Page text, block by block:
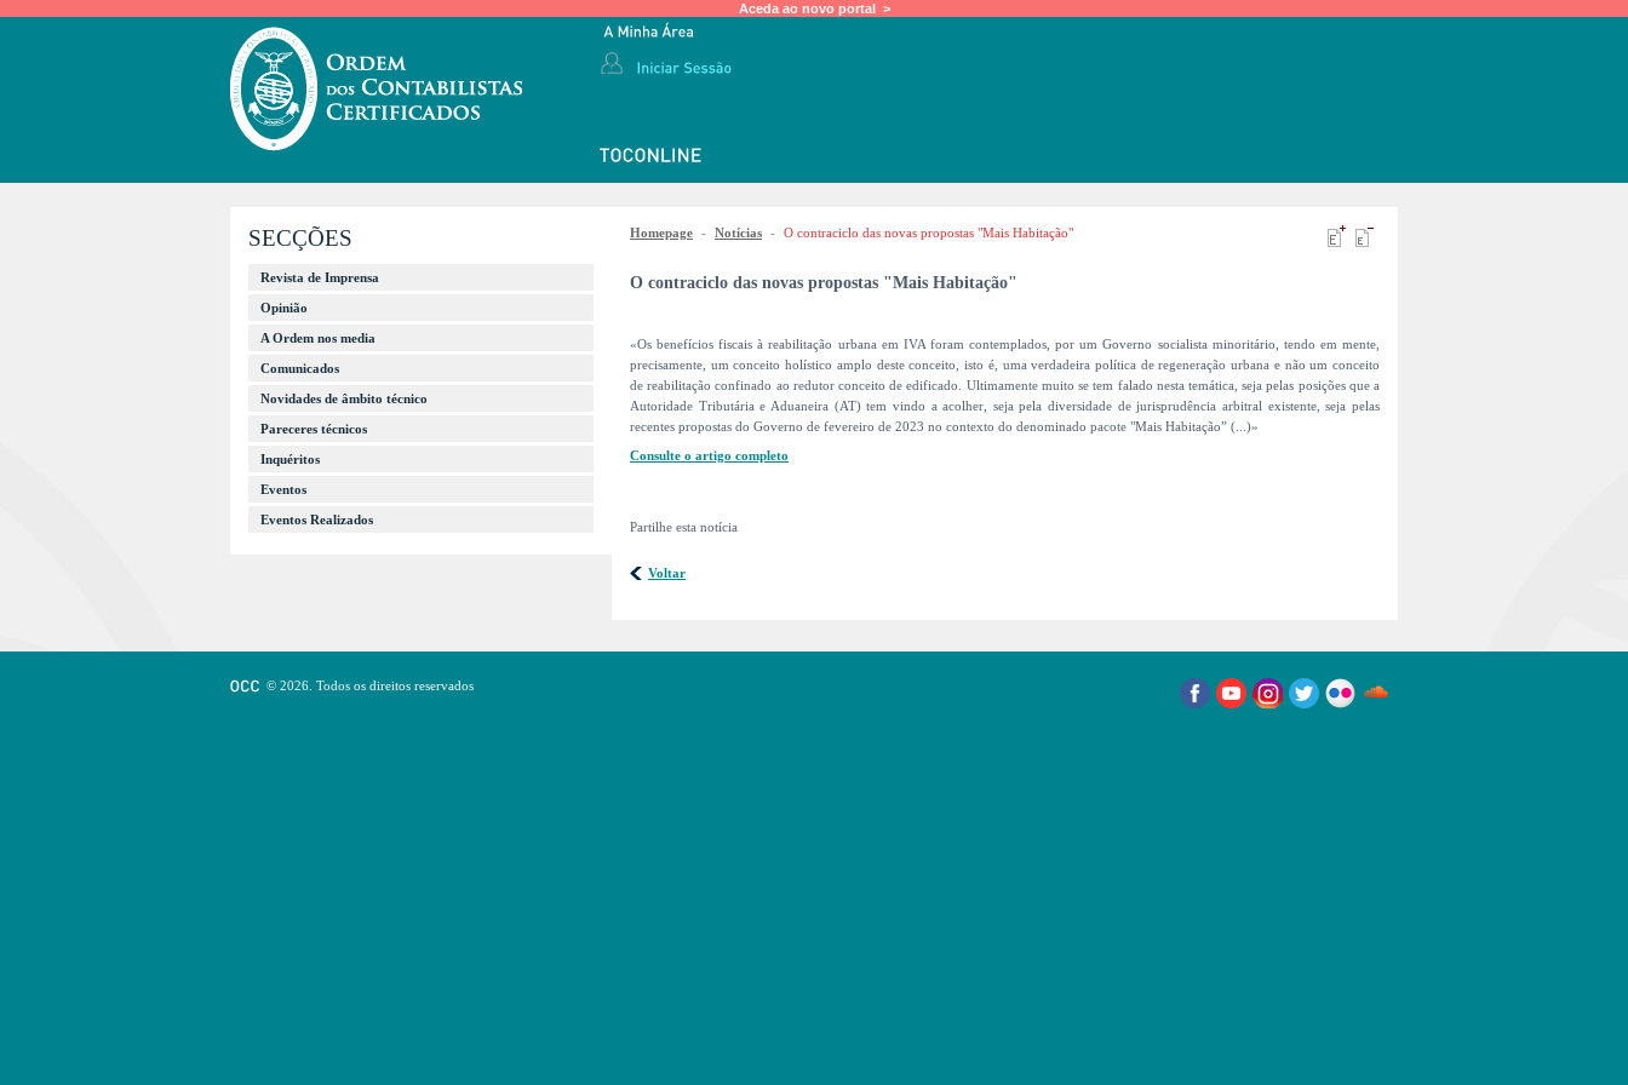
Aceda ao novo portal >
SECÇÕES
Revista de Imprensa
Opinião
A Ordem nos media
Comunicados
Novidades de âmbito técnico
Pareceres técnicos
Inquéritos
Eventos
Eventos Realizados
Homepage - Notícias - O contraciclo das novas propostas "Mais Habitação"
O contraciclo das novas propostas "Mais Habitação"
«Os benefícios fiscais à reabilitação urbana em IVA foram contemplados, por um Governo socialista minoritário, tendo em mente,
precisamente, um conceito holístico amplo deste conceito, isto é, uma verdadeira política de regeneração urbana e não um conceito
de reabilitação confinado ao redutor conceito de edificado. Ultimamente muito se tem falado nesta temática, seja pelas posições que a
Autoridade Tributária e Aduaneira (AT) tem vindo a acolher, seja pela diversidade de jurisprudência arbitral existente, seja pelas
recentes propostas do Governo de fevereiro de 2023 no contexto do denominado pacote "Mais Habitação” (...)»
Consulte o artigo completo
Partilhe esta notícia
Voltar
© 2026. Todos os direitos reservados